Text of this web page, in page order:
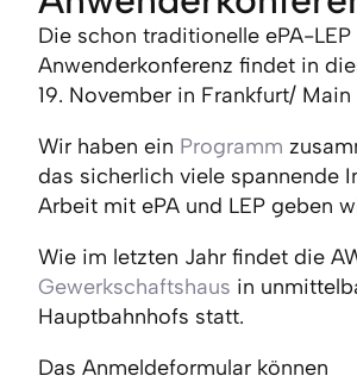
Die schon traditionelle ePA-LEP
Anwenderkonferenz findet in
19. November in Frankfurt/ Main
Wir haben ein Programm
das sicherlich viele spannende
Arbeit mit ePA und LEP geben
Wie im letzten Jahr findet die
Gewerkschaftshaus in
Hauptbahnhofs statt.
Das Anmeldeformular können